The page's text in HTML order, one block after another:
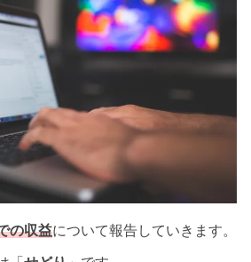
の収益について報告していきます。